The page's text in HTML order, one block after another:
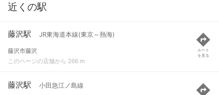
近くの駅
藤沢駅 JR東海道本線(東京～熱海)
藤沢市藤沢
このページの店舗から 266 m
ルート
を見る
藤沢駅 小田急江ノ島線